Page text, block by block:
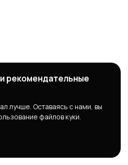
рекомендательные
лучше. Оставаясь с нами, вы
файлов куки.